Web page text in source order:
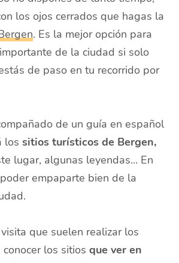
los ojos cerrados que hagas la
. Es la mejor opción para
de la ciudad si solo
de paso en tu recorrido por
de un guía en español
lossitios turísticos de Bergen,
lugar, algunas leyendas… En
empaparte bien de la
que suelen realizar los
conocer los sitiosque ver en